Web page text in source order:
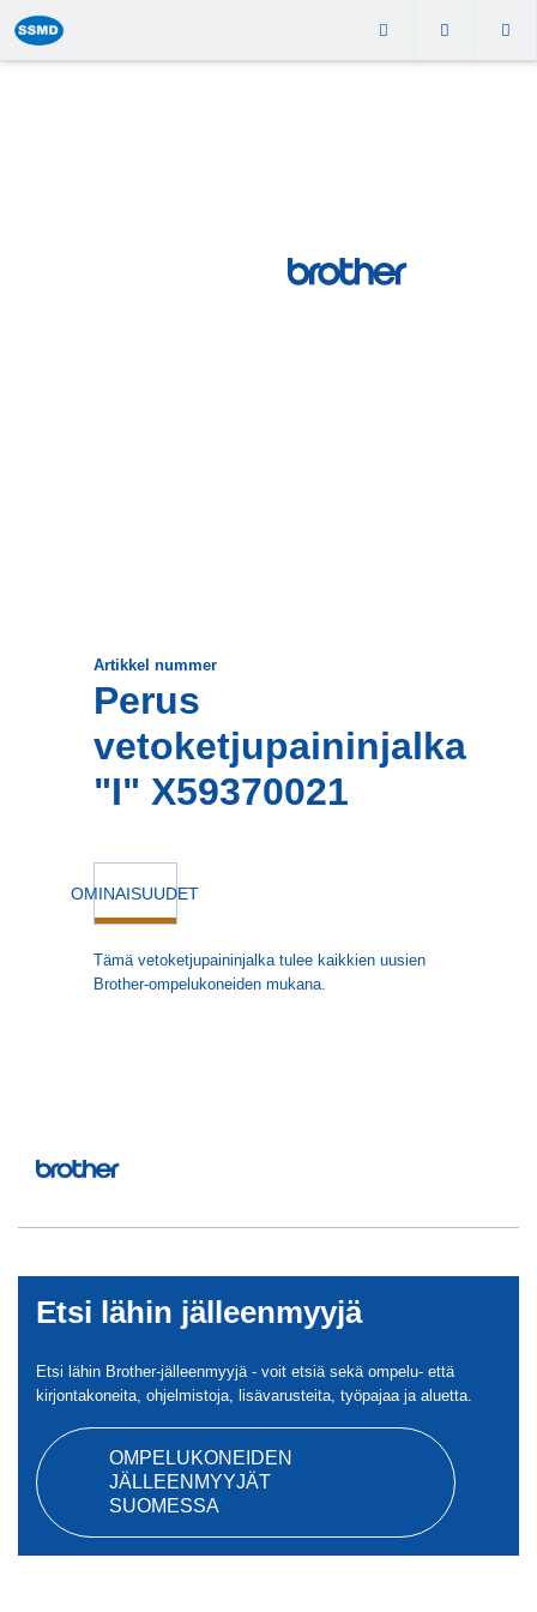
Artikkel nummer
Perus
vetoketjupaininjalka
"I" X59370021
OMINAISUUDET
Tämä vetoketjupaininjalka tulee kaikkien uusien
Brother-ompelukoneiden mukana.
Etsi lähin jälleenmyyjä
Etsi lähin Brother-jälleenmyyjä - voit etsiä sekä ompelu- että
kirjontakoneita, ohjelmistoja, lisävarusteita, työpajaa ja aluetta.
OMPELUKONEIDEN
JÄLLEENMYYJÄT
SUOMESSA